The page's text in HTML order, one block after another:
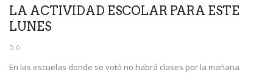
LA ACTIVIDAD ESCOLAR PARA ESTE
LUNES
0
En las escuelas donde se votó no habrá clases por la mañana